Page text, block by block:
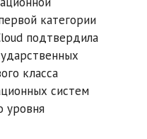
категории
подтвердила
класса
систем
уровня